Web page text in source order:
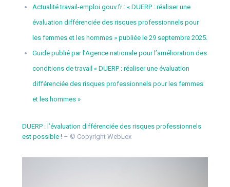
Actualité travail-emploi.gouv.fr : « DUERP : réaliser une
évaluation différenciée des risques professionnels pour
les femmes et les hommes » publiée le 29 septembre 2025.
Guide publié par l’Agence nationale pour l’amélioration des
conditions de travail « DUERP : réaliser une évaluation
différenciée des risques professionnels pour les femmes
et les hommes »
DUERP : l’évaluation différenciée des risques professionnels
est possible ! – © Copyright WebLex